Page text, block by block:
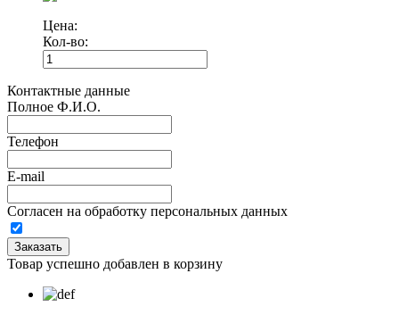
Цена:
Кол-во:
Контактные данные
Полное Ф.И.О.
Телефон
E-mail
Согласен на обработку персональных данных
Товар успешно добавлен в корзину